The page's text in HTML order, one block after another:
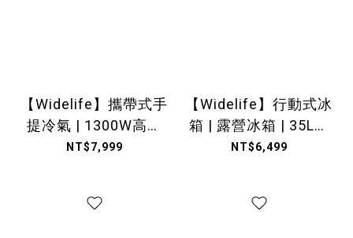
【Widelife】攜帶式手
提冷氣 | 1300W高速
製冷
NT$7,999
【Widelife】行動式冰
箱 | 露營冰箱 | 35L大
容量
NT$6,499